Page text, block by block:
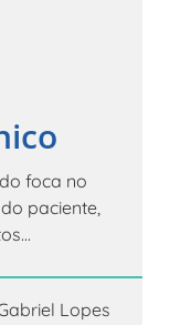
foca no
paciente,
Lopes